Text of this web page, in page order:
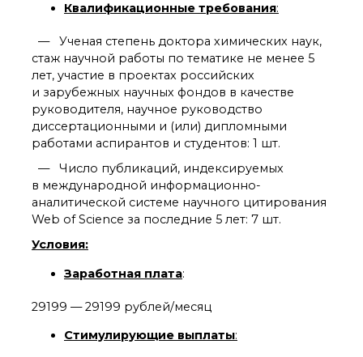
Защита диссертаций
Набор студентов
Рекомендации ВАК
о типовых нарушениях
Новости института
Конференции
Новости
диссертационных
советов
Новые лаборатории
Конкурсы, премии
Конкурсы вакантных
должностей
История ВХК РАН
Квалификационные требования:
— Ученая степень доктора химических наук,
стаж научной работы по тематике не менее 5
лет, участие в проектах российских
и зарубежных научных фондов в качестве
руководителя, научное руководство
диссертационными и (или) дипломными
работами аспирантов и студентов: 1 шт.
— Число публикаций, индексируемых
в международной информационно-
аналитической системе научного цитирования
Web of Science за последние 5 лет: 7 шт.
Условия:
Заработная плата:
29199 — 29199 рублей/месяц
Стимулирующие выплаты: